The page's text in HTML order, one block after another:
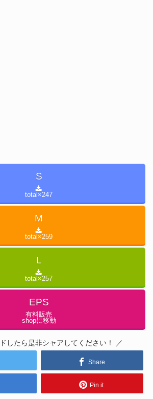
S
total×247
M
total×259
L
total×257
EPS
有料販売
shopに移動
したら是非シャアしてください！ ／
Share
Pin it